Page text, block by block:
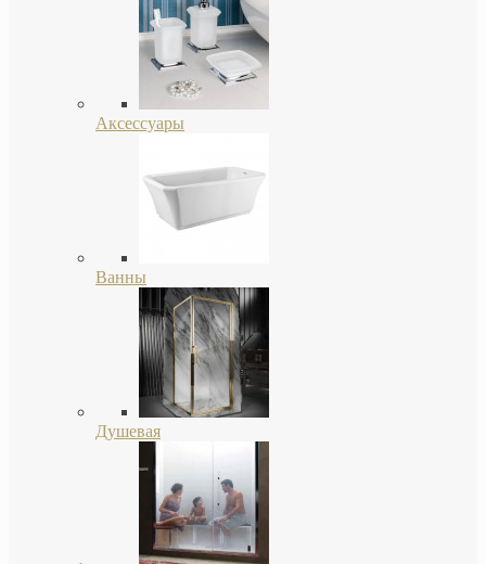
Аксессуары
Ванны
Душевая